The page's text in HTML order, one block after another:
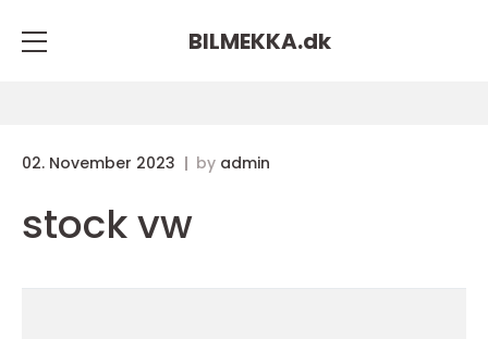
BILMEKKA.dk
02. November 2023 by admin
stock vw